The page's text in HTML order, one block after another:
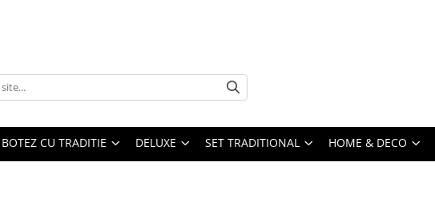
BOTEZ CU TRADITIE DELUXE SET TRADITIONAL HOME & DECO